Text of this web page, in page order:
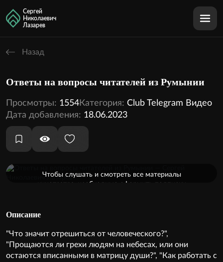
Сергей
Николаевич
Лазарев
Назад
Ответы на вопросы читателей из Румынии
Просмотры: 1554Категория: Сlub Telegram Видео
Дата добавления: 18.06.2023
Оформить подписку
Чтобы слушать и смотреть все материалы
кинотеатра, необходимо оформить подписку
Описание
"Что значит отрешиться от человеческого?",
"Прощаются ли грехи людям на небесах, или они
остаются вписанными в матрицу души?", "Как работать с